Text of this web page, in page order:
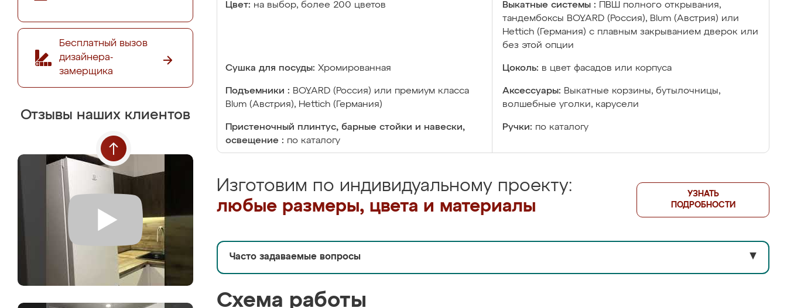
Бесплатный вызов
дизайнера-
замерщика
Отзывы наших клиентов
Цвет: на выбор, более 200 цветов Выкатные системы :
ПВШ полного открывания,
тандембоксы BOYARD (Россия), Blum (Австрия) или
Hettich (Германия) с плавным закрыванием дверок или
без этой опции
Сушка для посуды: Хромированная Цоколь: в цвет фасадов или корпуса
Подъемники : BOYARD (Россия) или премиум класса
Blum (Австрия), Hettich (Германия)
Аксессуары: Выкатные корзины, бутылочницы,
волшебные уголки, карусели
Пристеночный плинтус, барные стойки и навески,
освещение : по каталогу
Ручки: по каталогу
Изготовим по индивидуальному проекту:
любые размеры, цвета и материалы
УЗНАТЬ
ПОДРОБНОСТИ
Часто задаваемые вопросы ▼
Схема работы